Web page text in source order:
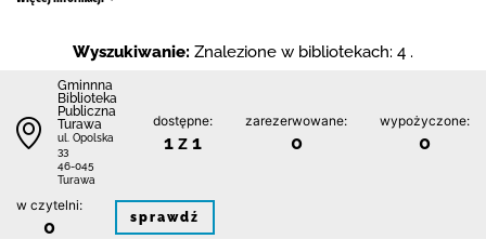
Wyszukiwanie: Znalezione w bibliotekach: 4 .
Gminnna
Biblioteka
Publiczna
Turawa
ul. Opolska
33
46-045
Turawa
dostępne:
1 z 1
zarezerwowane:
0
wypożyczone:
0
w czytelni:
0 sprawdź